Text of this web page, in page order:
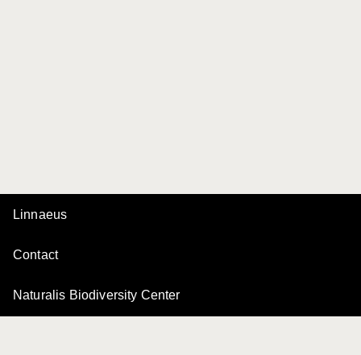
Linnaeus
Contact
Naturalis Biodiversity Center